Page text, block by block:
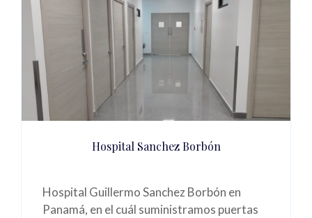
Hospital Sanchez Borbón
Hospital Guillermo Sanchez Borbón en
Panamá, en el cuál suministramos puertas